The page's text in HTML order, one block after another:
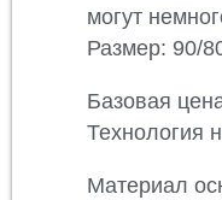
могут
Размер: 90/
Базовая
Технология
Материал